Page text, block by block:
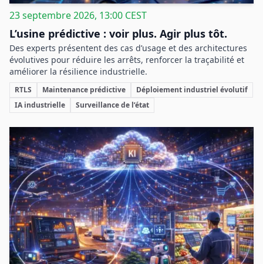
23 septembre 2026, 13:00 CEST
L’usine prédictive : voir plus. Agir plus tôt.
Des experts présentent des cas d’usage et des architectures
évolutives pour réduire les arrêts, renforcer la traçabilité et
améliorer la résilience industrielle.
RTLS Maintenance prédictive
Déploiement industriel évolutif
IA industrielle
Surveillance de l’état